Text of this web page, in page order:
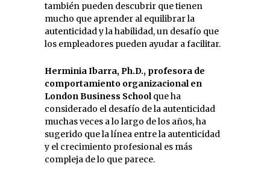
también pueden descubrir que tienen
mucho que aprender al equilibrar la
autenticidad y la habilidad, un desafío que
los empleadores pueden ayudar a facilitar.
Herminia Ibarra, Ph.D., profesora de
comportamiento organizacional en
London Business Schoolque ha
considerado el desafío de la autenticidad
muchas veces a lo largo de los años, ha
sugerido que la línea entre la autenticidad
y el crecimiento profesional es más
compleja de lo que parece.